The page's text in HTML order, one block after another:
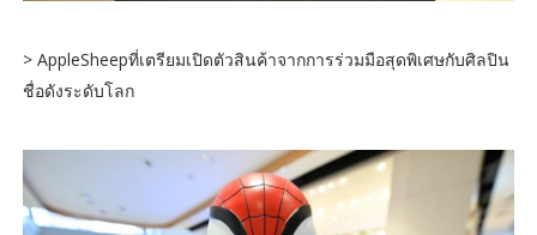
> AppleSheepที่เตรียมเปิดตัวสินค้าจากการร่วมมือสุดพิเศษกับศิลปิน
ชื่อดังระดับโลก